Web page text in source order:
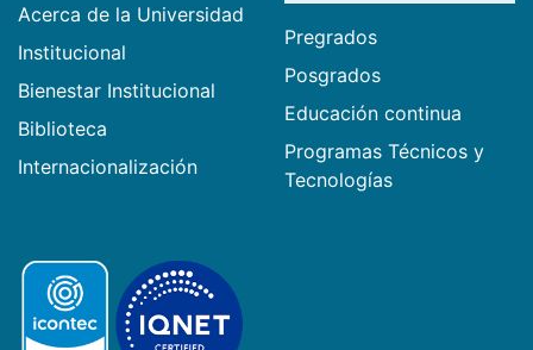
Acerca de la Universidad
Institucional
Bienestar Institucional
Biblioteca
Internacionalización
Pregrados
Posgrados
Educación continua
Programas Técnicos y
Tecnologías